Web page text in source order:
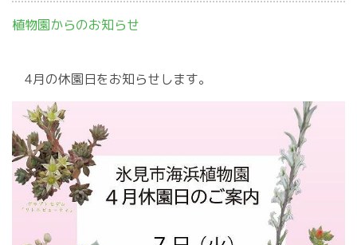
植物園からのお知らせ
4月の休園日をお知らせします。